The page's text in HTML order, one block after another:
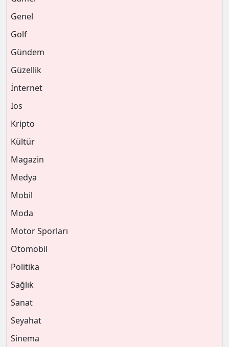
Genel
Golf
Gündem
Güzellik
İnternet
Ios
Kripto
Kültür
Magazin
Medya
Mobil
Moda
Motor Sporları
Otomobil
Politika
Sağlık
Sanat
Seyahat
Sinema